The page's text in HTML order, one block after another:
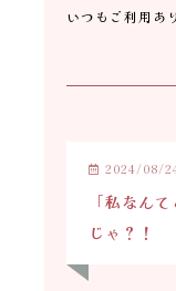
いつもご利用あ
2024/08/
「私なん
じゃ？！